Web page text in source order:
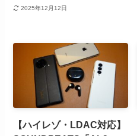
2025年12月12日
【ハイレゾ・LDAC対応】